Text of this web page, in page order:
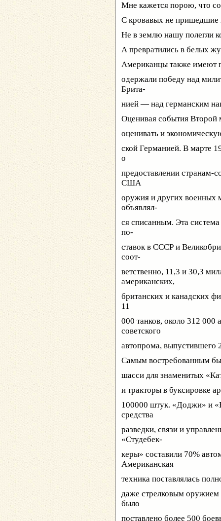
Мне кажется порою, что
С кровавых не пришедшие
Не в землю нашу полегли
А превратились в белых
Американцы также имеют
одержали победу над
Брита-
нией — над германским
Оценивая события Второй
оценивать и
ской Германией. В марте
о
предоставлении странам-
США
оружия и других военных
объявлял-
ся списанным. Эта
по-
ставок в СССР и
соот-
ветственно, 11,3 и 30,3
американских,
британских и канадских
11
000 танков, около 312
советского
автопрома, выпустившего
Самым востребованным
шасси для знаменитых
и тракторы в буксировке
100000 штук. «Доджи» и
средства
разведки, связи и
«Студебек-
керы» составили 70%
Американская
техника поставлялась
даже стрелковым
было
поставлено более 500